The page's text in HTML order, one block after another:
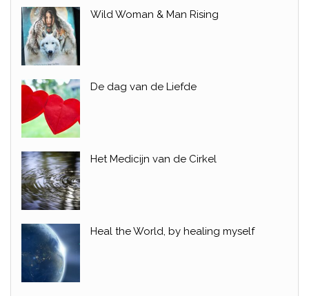
Wild Woman & Man Rising
De dag van de Liefde
Het Medicijn van de Cirkel
Heal the World, by healing myself